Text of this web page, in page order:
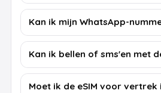
Kan ik mijn WhatsApp-
Kan ik bellen of sms'en met
Moet ik de eSIM voor vertrek